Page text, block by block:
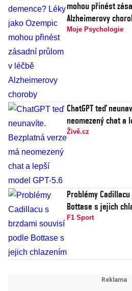
mohou přinést
Alzheimerovy
Moje Psychologie
ChatGPT teď
neomezený chat a
Živě.cz
Problémy
Bottase s jejich
F1 Sport